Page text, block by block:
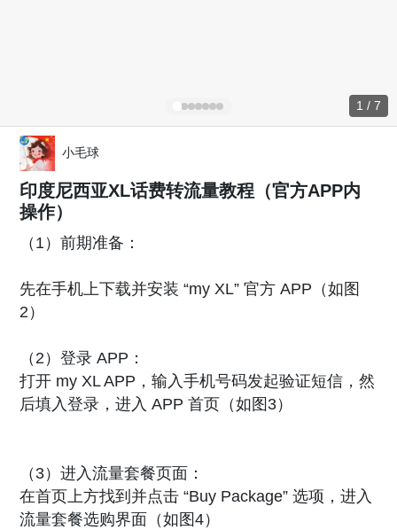
1 / 7
小毛球
印度尼西亚XL话费转流量教程（官方APP内
操作）
（1）前期准备：
先在手机上下载并安装 “my XL” 官方 APP（如图
2）
（2）登录 APP：
打开 my XL APP，输入手机号码发起验证短信，然
后填入登录，进入 APP 首页（如图3）
（3）进入流量套餐页面：
在首页上方找到并点击 “Buy Package” 选项，进入
流量套餐选购界面（如图4）